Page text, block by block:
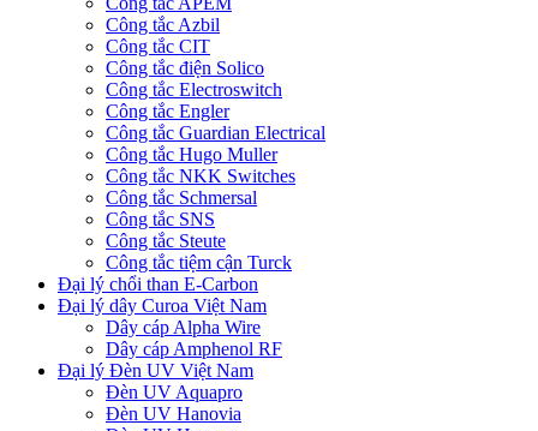
Công tắc Azbil
Công tắc CIT
Công tắc điện Solico
Công tắc Electroswitch
Công tắc Engler
Công tắc Guardian Electrical
Công tắc Hugo Muller
Công tắc NKK Switches
Công tắc Schmersal
Công tắc SNS
Công tắc Steute
Công tắc tiệm cận Turck
Đại lý chổi than E-Carbon
Đại lý dây Curoa Việt Nam
Dây cáp Alpha Wire
Dây cáp Amphenol RF
Đại lý Đèn UV Việt Nam
Đèn UV Aquapro
Đèn UV Hanovia